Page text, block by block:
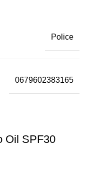
Police
0679602383165
Oil SPF30